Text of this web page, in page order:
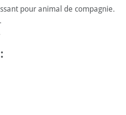
pour animal de compagnie.